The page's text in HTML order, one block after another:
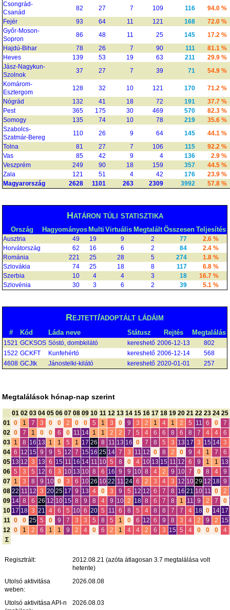
Csongrád-
Csanád
82 27 7 109 116
94.0 %
Fejér
93 64 11 121 168
72.0 %
Győr-Moson-
Sopron
86 48 11 25 145
17.2 %
Hajdú-Bihar
78 26 7 90 111
81.1 %
Heves
139 53 19 63 211
29.9 %
Jász-Nagykun-
Szolnok
37 27 7 39 71
54.9 %
Komárom-
Esztergom
128 32 10 121 170
71.2 %
Nógrád
132 41 18 72 191
37.7 %
Pest
365 175 30 469 570
82.3 %
Somogy
135 74 10 78 219
35.6 %
Szabolcs-
Szatmár-Bereg
110 26 9 64 145
44.1 %
Tolna
81 27 7 106 115
92.2 %
Vas
85 42 9 4 136
2.9 %
Veszprém
249 90 18 159 357
44.5 %
Zala
121 51 4 42 176
23.9 %
Magyarország
2628 1101 263 2309 3992 57.8 %
Határon túli statisztika
Ország Hagyományos Multi Virtuális Megtalált Összesen Teljesítés
Ausztria 49 19 9 2 77
2.6 %
Horvátország
62 16 6 2 84
2.4 %
Románia
221 25 28 5 274
1.8 %
Szlovákia
74 25 18 8 117
6.8 %
Szerbia
10 4 4 3 18
16.7 %
Szlovénia
30 3 6 2 39 5.1 %
Rejtett/adoptált ládáim
# Kód Láda neve Státusz Rejtés Megtalálás
1521 GCKSOS Sóstó, dombkilátó kereshető 2006-12-13
802
1522 GCKFT Kunfehértó kereshető 2006-12-14
568
4608 GCJtk Jánostelki-kilátó kereshető 2020-01-01 257
Megtalálások hónap-nap szerint
01 02 03 04 05 06 07 08 09 10 11 12 13 14 15 16 17 18 19 20 21 22 23 24 25
01 0 1 7 3 0 0 2 0 0 5 1 3 0 9 3 2 1 4 1 2 5 11 6 0
7
02 0 7 1 0 0 6 0 11 14 1 1 2 2 7 5 4 6 6 8 6 8 7 4 4
6
03 1 8 16 13 1 1 5 1 17 26 8 11 13 16 0 7 8 5 3 13 17 3 15 14 3
04 6 12 15 9 9 5 12 7 15 16 25 14 7 3 11 12 0 8 2 0 9 4 1 7
6
05 13 12 3 13 6 15 11 16 14 11 10 5 8 0 4 10 13 15 11 12 6 9 1 1 13
06 5 3 5 12 6 3 10 13 10 8 6 16 9 9 10 8 4 2 9 10 7 0 8 4
9
07 1 3 8 9 10 0 3 6 10 26 10 22 11 24 6 2 3 4 3 12 10 29 12 18 9
08 22 11 12 3 20 25 17 9 13 4 0 3 9 5 12 12 6 7 8 16 21 10 11 0
2
09 14 8 6 26 12 10 15 8 9 8 4 9 10 2 18 8 6 7 8 1 11 9 2 7
0
10 17 18 3 21 4 6 5 10 6 20 5 11 6 8 5 4 8 8 7 7 4 18 0 14 17
11 0 0 25 5 0 9 7 3 3 5 8 5 1 0 6 12 6 9 8 3 4 2 9 2 15
12 0 1 2 6 1 1 9 2 4 0 6 2 1 4 4 2 6 3 15 5 4 0 0 0
4
Σ
Regisztrált:
2012.08.21 (azóta átlagosan 3.7 megtalálása volt
hetente)
Utolsó aktivitása
weben:
2026.08.08
Utolsó aktivitása API-n
2026.08.03